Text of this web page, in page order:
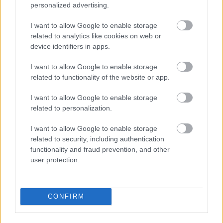
personalized advertising.
I want to allow Google to enable storage
related to analytics like cookies on web or
device identifiers in apps.
I want to allow Google to enable storage
related to functionality of the website or app.
I want to allow Google to enable storage
related to personalization.
I want to allow Google to enable storage
related to security, including authentication
functionality and fraud prevention, and other
user protection.
CONFIRM
hoztak létre. A kórházban meg vannak győződve,
hogy 3D nyomtatás nélkül ma már nehéz műtétet
előkészíteni.
A kutatók elmondták, hogy további projekteket
terveznek, amelyekben más betegségek kezelésére
Címkék:orvosi ortopédia 3D modellezés CAD
Ajánlott bejegyzések: